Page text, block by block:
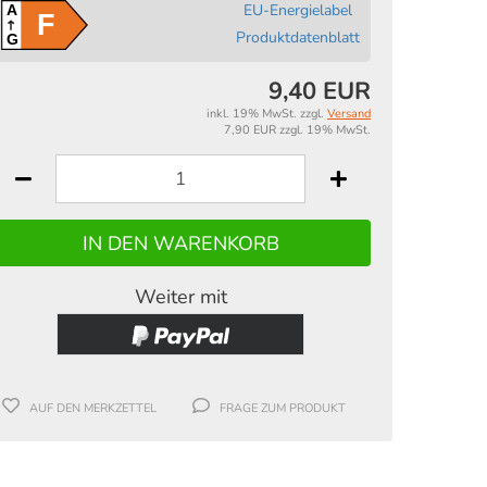
A
GF
EU-Energielabel
Produktdatenblatt
9,40 EUR
inkl. 19% MwSt. zzgl. Versand
7,90 EUR zzgl. 19% MwSt.
Weiter mit
AUF DEN MERKZETTEL FRAGE ZUM PRODUKT